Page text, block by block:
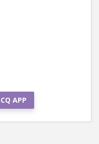
APP